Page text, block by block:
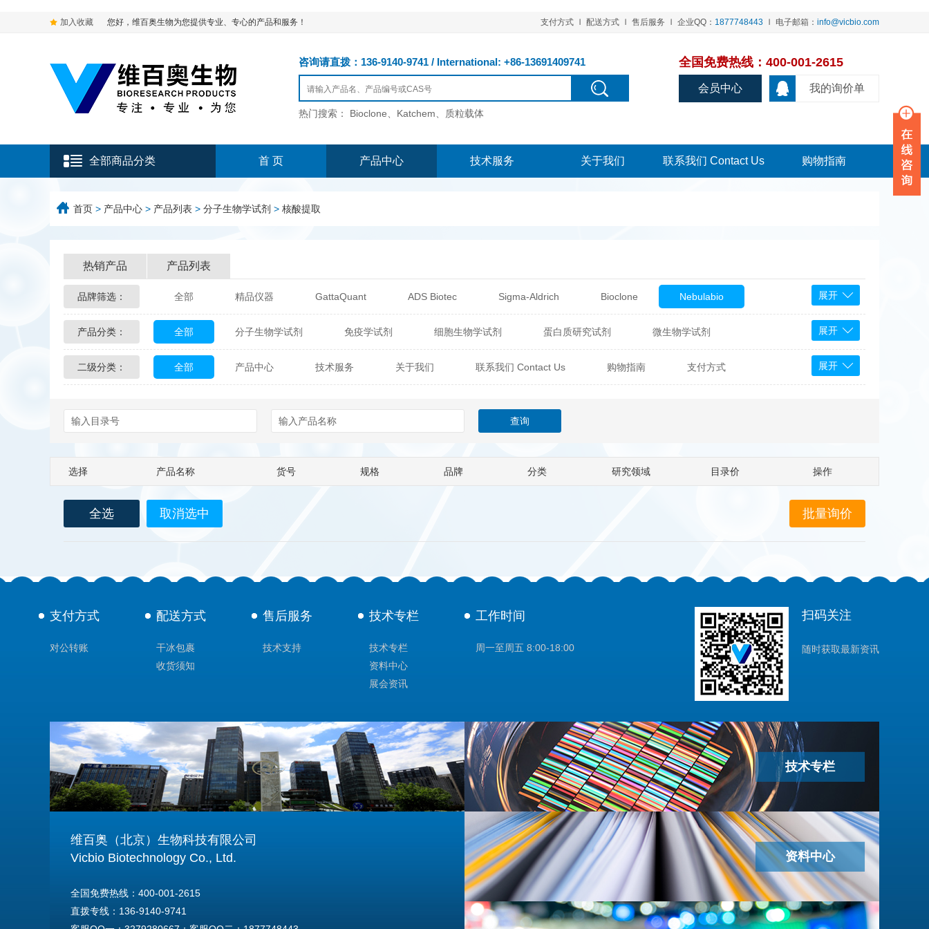
加入收藏 您好，维百奥生物为您提供专业、专心的产品和服务！ 支付方式 配送方式 售后服务 企业QQ： 1877748443 电子邮箱： info@vicbio.com
咨询请直拨：136-9140-9741 / International: +86-13691409741
热门搜索： Bioclone、Katchem、质粒载体
全国免费热线：400-001-2615
我的询价单
会员中心
全部商品分类 首 页 产品中心 技术服务 关于我们 联系我们 Contact Us 购物指南
首页 > 产品中心 > 产品列表 > 分子生物学试剂 > 核酸提取
热销产品 产品列表
品牌筛选： 全部 精品仪器 GattaQuant ADS Biotec Sigma-Aldrich Bioclone Nebulabio
Glycon Biochem Sterlitech 热销产品 辰辉创聚生物® (Nebulabio) BPS Bioscience
Echelon Biosciences Verichem Laboratories Vicbio Biotech Click Chemistry Tools Bioassay Systems
Biotez Berlin Diametra ChemPep Eagle Biosciences Cytodiagnostics
Berry & Associates
Abbexa AbD Serotec Abnova Active Motif
展开
产品分类： 全部 分子生物学试剂 免疫学试剂 细胞生物学试剂 蛋白质研究试剂 微生物学试剂
化学及生物化学试剂 材料学试剂 仪器及设备 耗材及常用物品 其他产品
展开
二级分类： 全部 产品中心 技术服务 关于我们 联系我们 Contact Us 购物指南 支付方式 展开
选择 产品名称 货号 规格 品牌 分类 研究领域 目录价 操作
全选 取消选中
支付方式
对公转账
配送方式
干冰包裹
收货须知
售后服务
技术支持
技术专栏
技术专栏
资料中心
展会资讯
工作时间
周一至周五 8:00-18:00
扫码关注
随时获取最新资讯
维百奥（北京）生物科技有限公司
Vicbio Biotechnology Co., Ltd.
全国免费热线：400-001-2615
直拨专线：136-9140-9741
技术专栏
资料中心